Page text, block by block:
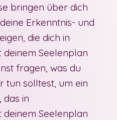
bringen über dich
Erkenntnis- und
die dich in
Seelenplan
fragen, was du
tun solltest, um ein
das in
Seelenplan